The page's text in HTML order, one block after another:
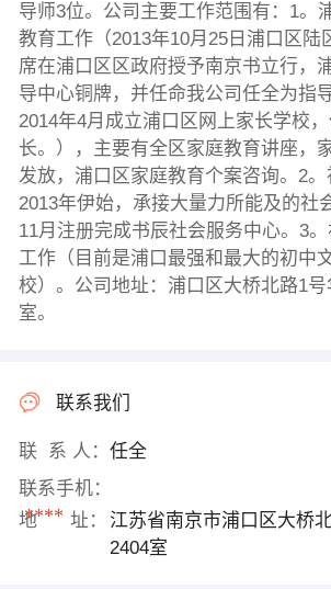
导师3位。公司主要工作范围有：1。
教育工作（2013年10月25日浦口区陆
席在浦口区区政府授予南京书立行，
导中心铜牌，并任命我公司任全为指
2014年4月成立浦口区网上家长学校
长。），主要有全区家庭教育讲座，
发放，浦口区家庭教育个案咨询。2。
2013年伊始，承接大量力所能及的社
11月注册完成书辰社会服务中心。3
工作（目前是浦口最强和最大的初中
校）。公司地址：浦口区大桥北路1
室。
联系我们
联 系 人： 任全
联系手机：
****
地 址：
江苏省南京市浦口区大桥
2404室